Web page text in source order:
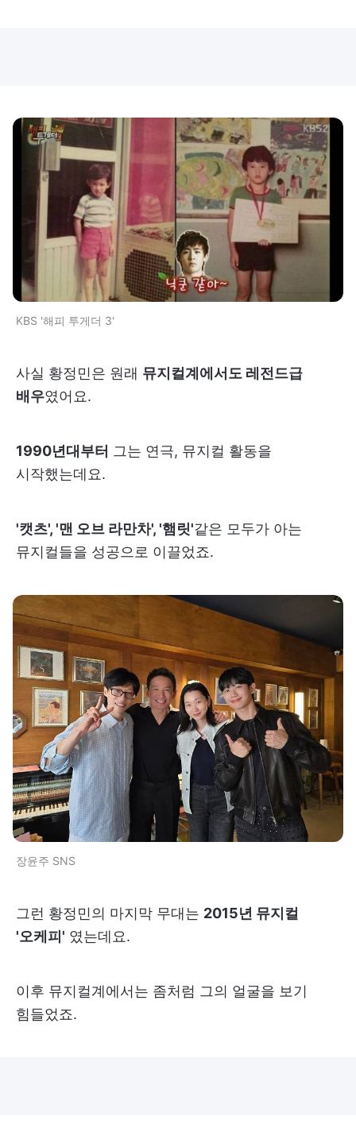
KBS '해피 투게더 3'
사실 황정민은 원래 뮤지컬계에서도 레전드급
배우였어요.
1990년대부터 그는 연극, 뮤지컬 활동을
시작했는데요.
'캣츠', '맨 오브 라만차', '햄릿'같은 모두가 아는
뮤지컬들을 성공으로 이끌었죠.
장윤주 SNS
그런 황정민의 마지막 무대는 2015년 뮤지컬
'오케피' 였는데요.
이후 뮤지컬계에서는 좀처럼 그의 얼굴을 보기
힘들었죠.